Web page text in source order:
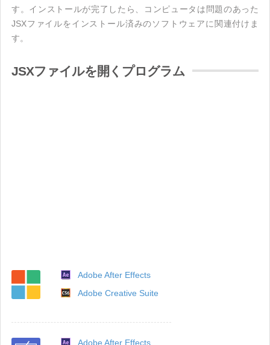
す。インストールが完了したら、コンピュータは問題のあった
JSXファイルをインストール済みのソフトウェアに関連付けま
す。
JSXファイルを開くプログラム
Adobe After Effects
Adobe Creative Suite
Adobe After Effects